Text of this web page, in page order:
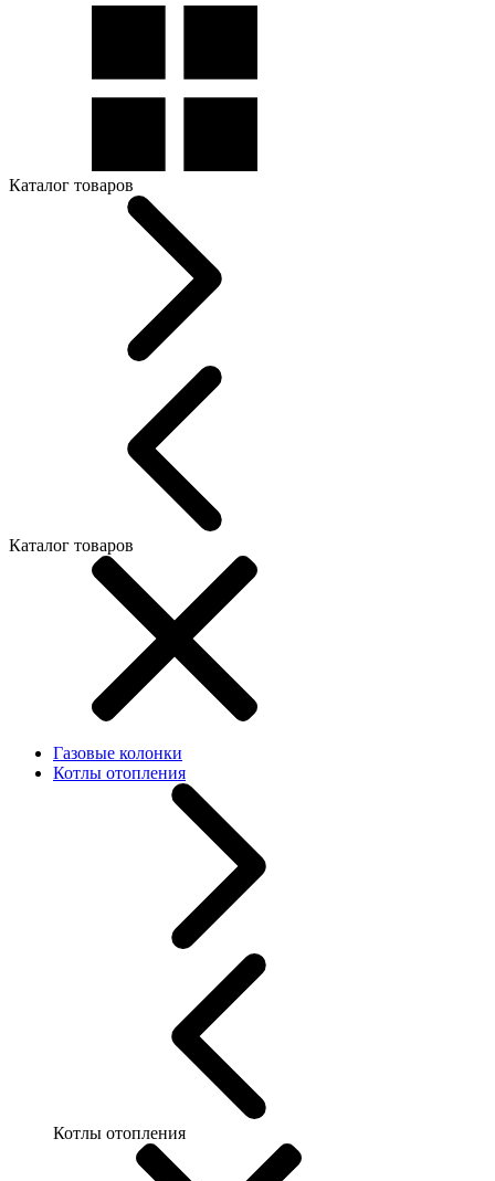
Каталог товаров
Каталог товаров
Газовые колонки
Котлы отопления
Котлы отопления